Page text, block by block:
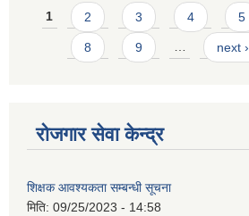
Pages
1 2 3 4 5
8 9 … next ›
रोजगार सेवा केन्द्र
शिक्षक आवश्यकता सम्बन्धी सूचना
मिति: 09/25/2023 - 14:58